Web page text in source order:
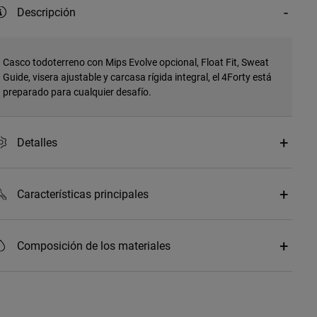
Descripción
Casco todoterreno con Mips Evolve opcional, Float Fit, Sweat
Guide, visera ajustable y carcasa rígida integral, el 4Forty está
preparado para cualquier desafío.
Detalles
Características principales
Composición de los materiales